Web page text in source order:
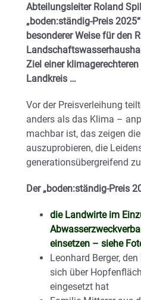
Abteilungsleiter Roland
„boden:ständig-Preis
besonderer Weise für den
Ziel einer
Landkreis …
Vor der Preisverleihung
anders als das Klima –
machbar ist, das zeigen
auszuprobieren, die
generationsübergreifend
Der „boden:ständig-Preis
die Landwirte im
einsetzen – siehe
Leonhard Berger,
sich über
eingesetzt hat